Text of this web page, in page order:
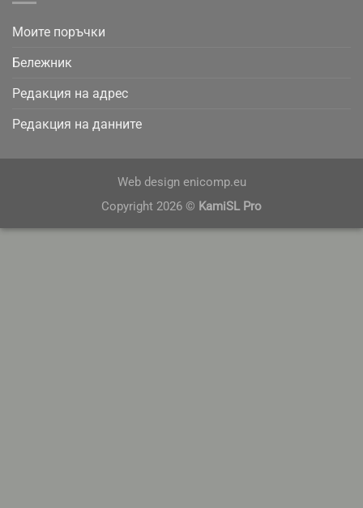
Моите поръчки
Бележник
Редакция на адрес
Редакция на данните
Web design enicomp.eu
Copyright 2026 © KamiSL Pro